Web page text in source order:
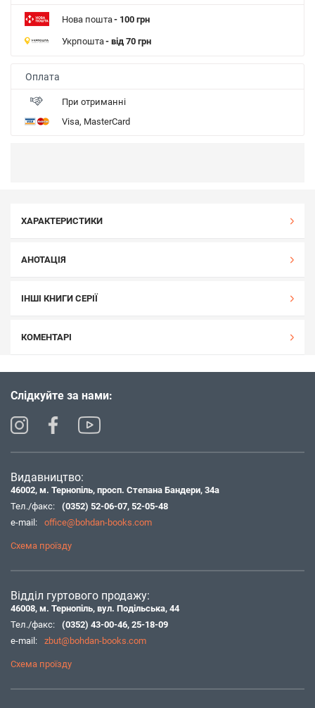
Нова пошта- 100 грн
Укрпошта- від 70 грн
Оплата
При отриманні
Visa, MasterCard
ХАРАКТЕРИСТИКИ
АНОТАЦІЯ
ІНШІ КНИГИ СЕРІЇ
КОМЕНТАРІ
Слідкуйте за нами:
Видавництво:
46002, м. Тернопіль, просп. Степана Бандери, 34а
Тел./факс:
(0352) 52-06-07, 52-05-48
e-mail:
office@bohdan-books.com
Схема проїзду
Відділ гуртового продажу:
46008, м. Тернопіль, вул. Подільська, 44
Тел./факс:
(0352) 43-00-46, 25-18-09
e-mail:
zbut@bohdan-books.com
Схема проїзду